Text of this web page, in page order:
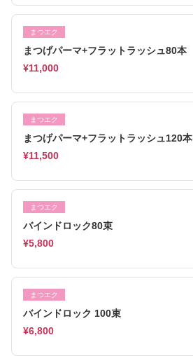
まつエク
まつげパーマ+フラットラッシュ80本
¥11,000
まつエク
まつげパーマ+フラットラッシュ120本
¥11,500
まつエク
バインドロック80束
¥5,800
まつエク
バインドロック 100束
¥6,800